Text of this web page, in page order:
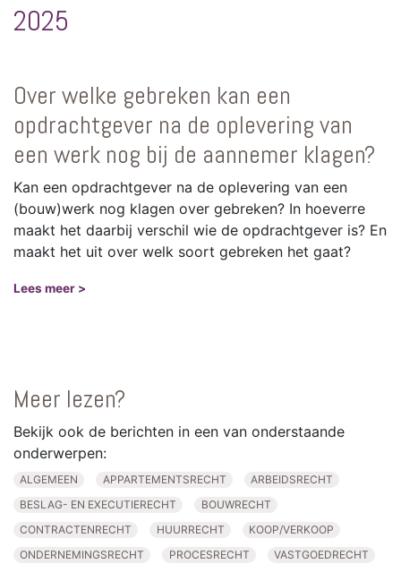
2025
Over welke gebreken kan een
opdrachtgever na de oplevering van
een werk nog bij de aannemer klagen?
Kan een opdrachtgever na de oplevering van een
(bouw)werk nog klagen over gebreken? In hoeverre
maakt het daarbij verschil wie de opdrachtgever is? En
maakt het uit over welk soort gebreken het gaat?
Lees meer >
Meer lezen?
Bekijk ook de berichten in een van onderstaande
onderwerpen:
ALGEMEEN APPARTEMENTSRECHT
ARBEIDSRECHT
BESLAG- EN EXECUTIERECHT
BOUWRECHT
CONTRACTENRECHT
HUURRECHT
KOOP/VERKOOP
ONDERNEMINGSRECHT
PROCESRECHT
VASTGOEDRECHT